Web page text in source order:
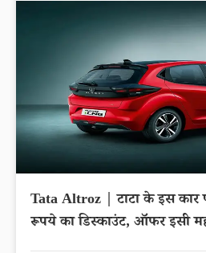
Tata Altroz | टाटा के इस कार
रूपये का डिस्काउंट, ऑफर इसी